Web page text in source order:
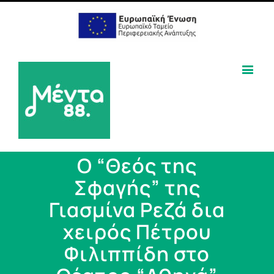
Ο “Θεός της
Σφαγής” της
Γιασμίνα Ρεζά δια
χειρός Πέτρου
Φιλιππίδη στο